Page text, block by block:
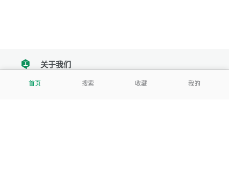
首页 搜索 收藏 我的
tencent关于我们
我们努力把每一个工具做成批量处理的产品